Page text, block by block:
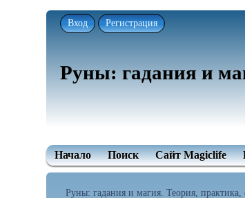
Вход Регистрация
Руны: гадания и
Начало Поиск Сайт Magiclife
Руны: гадания и магия. Теория,